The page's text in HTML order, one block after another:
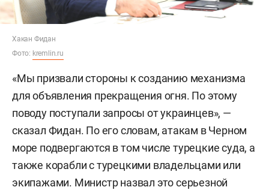
Хакан Фидан
Фото: kremlin.ru
«Мы призвали стороны к созданию механизма
для объявления прекращения огня. По этому
поводу поступали запросы от украинцев», —
сказал Фидан. По его словам, атакам в Черном
море подвергаются в том числе турецкие суда, а
также корабли с турецкими владельцами или
экипажами. Министр назвал это серьезной